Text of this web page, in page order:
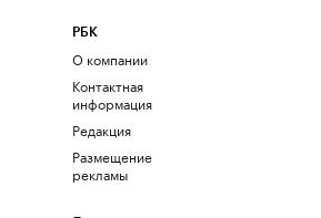
РБК
О компании
Контактная
информация
Редакция
Размещение
рекламы